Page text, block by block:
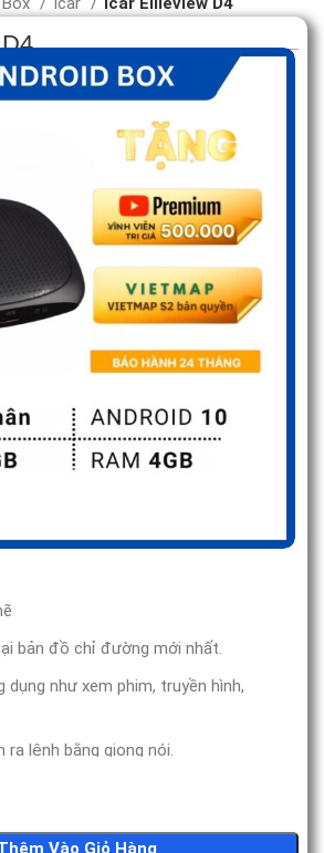
bản đồ chỉ đường mới nhất.
dụng như xem phim, truyền hình,
ra lệnh bằng giọng nói.
sắc hợp thẫm mỹ.
Vào Giỏ Hàng